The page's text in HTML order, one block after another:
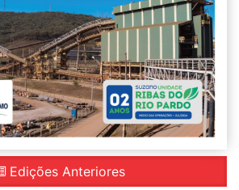
Edições Anteriores